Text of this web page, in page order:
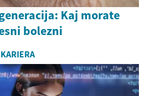
Kaj morate
bolezni